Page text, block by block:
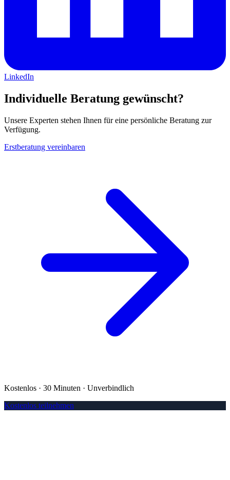
LinkedIn
Individuelle Beratung gewünscht?
Unsere Experten stehen Ihnen für eine persönliche Beratung zur
Verfügung.
Erstberatung vereinbaren
Kostenlos · 30 Minuten · Unverbindlich
Kostenlos teilnehmen